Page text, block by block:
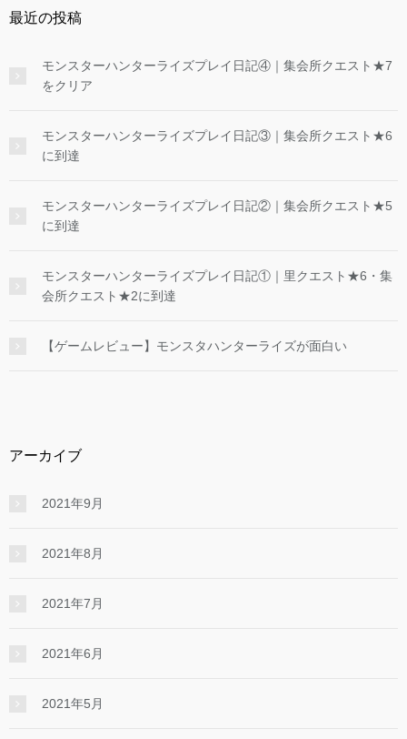
最近の投稿
モンスターハンターライズプレイ日記④｜集会所クエスト★7
をクリア
モンスターハンターライズプレイ日記③｜集会所クエスト★6
に到達
モンスターハンターライズプレイ日記②｜集会所クエスト★5
に到達
モンスターハンターライズプレイ日記①｜里クエスト★6・集
会所クエスト★2に到達
【ゲームレビュー】モンスタハンターライズが面白い
アーカイブ
2021年9月
2021年8月
2021年7月
2021年6月
2021年5月